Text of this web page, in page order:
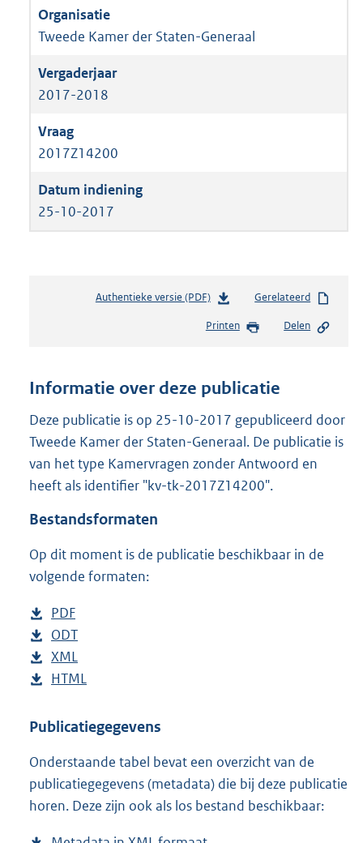
Tweede Kamer der Staten-Generaal
2017-2018
2017Z14200
25-10-2017
Authentieke versie (PDF)b
s
n
s
r
o
o
:
Gerelateerd
Printen Delen
Informatie over deze publicatie
Deze publicatie is op 25-10-2017 gepubliceerd door
Tweede Kamer der Staten-Generaal. De publicatie is
van het type Kamervragen zonder Antwoord en
heeft als identifier "kv-tk-2017Z14200".
Bestandsformaten
Op dit moment is de publicatie beschikbaar in de
volgende formaten:
D
o
w
n
o
d
p
u
PDF
e
s
t
n
s
g
r
D
o
w
l
a
d
p
ODT
s
a
d
s
g
D
o
n
o
a
d
XML
e
t
n
d
s
D
w
l
o
a
HTML
s
a
n
d
Publicatiegegevens
Onderstaande tabel bevat een overzicht van de
publicatiegegevens (metadata) die bij deze publicatie
horen. Deze zijn ook als los bestand beschikbaar: